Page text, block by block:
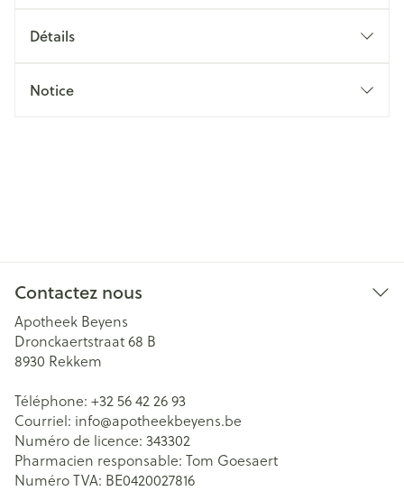
Détails
Notice
Contactez nous
Apotheek Beyens
Dronckaertstraat 68 B
8930 Rekkem
Téléphone: +32 56 42 26 93
Courriel: info@apotheekbeyens.be
Numéro de licence: 343302
Pharmacien responsable: Tom Goesaert
Numéro TVA: BE0420027816